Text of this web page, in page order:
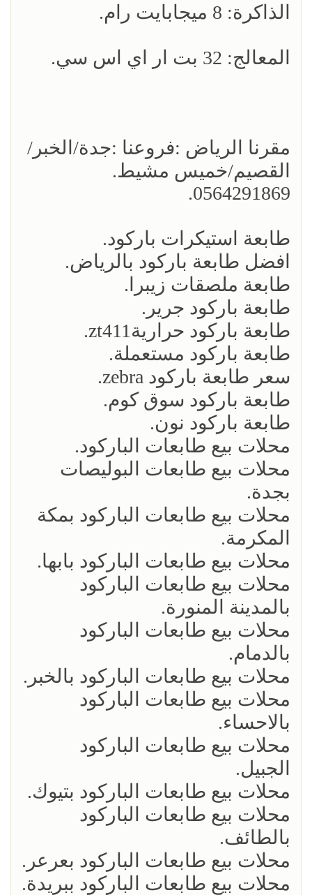
الذاكرة: 8 ميجابايت رام.
المعالج: 32 بت ار اي اس سي.
مقرنا الرياض :فروعنا :جدة/الخبر/
القصيم/خميس مشيط.
0564291869.
طابعة استيكرات باركود.
افضل طابعة باركود بالرياض.
طابعة ملصقات زيبرا.
طابعة باركود جرير.
طابعة باركود حراريةzt411.
طابعة باركود مستعملة.
سعر طابعة باركود zebra.
طابعة باركود سوق كوم.
طابعة باركود نون.
محلات بيع طابعات الباركود.
محلات بيع طابعات البوليصات
بجدة.
محلات بيع طابعات الباركود بمكة
المكرمة.
محلات بيع طابعات الباركود بابها.
محلات بيع طابعات الباركود
بالمدينة المنورة.
محلات بيع طابعات الباركود
بالدمام.
محلات بيع طابعات الباركود بالخبر.
محلات بيع طابعات الباركود
بالاحساء.
محلات بيع طابعات الباركود
الجبيل.
محلات بيع طابعات الباركود بتيوك.
محلات بيع طابعات الباركود
بالطائف.
محلات بيع طابعات الباركود بعرعر.
محلات بيع طابعات الباركود ببريدة.